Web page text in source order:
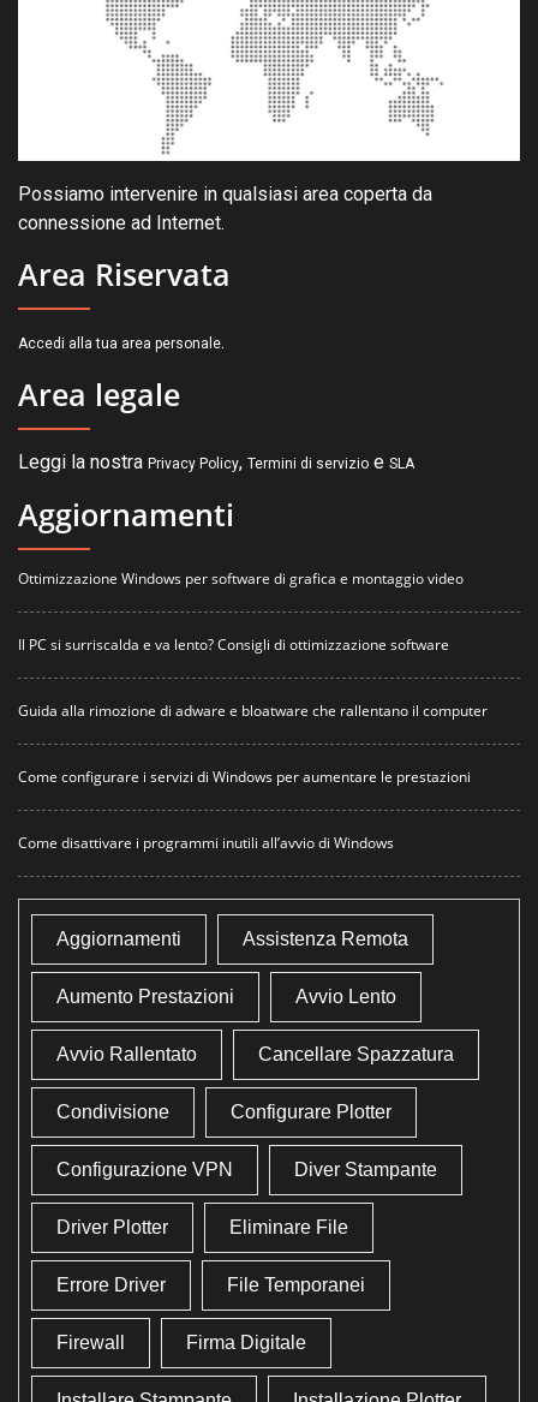
Possiamo intervenire in qualsiasi area coperta da
connessione ad Internet.
Area Riservata
Accedi alla tua area personale.
Area legale
Leggi la nostra Privacy Policy, Termini di servizio e SLA
Aggiornamenti
Ottimizzazione Windows per software di grafica e montaggio video
Il PC si surriscalda e va lento? Consigli di ottimizzazione software
Guida alla rimozione di adware e bloatware che rallentano il computer
Come configurare i servizi di Windows per aumentare le prestazioni
Come disattivare i programmi inutili all’avvio di Windows
Aggiornamenti Assistenza Remota
Aumento Prestazioni Avvio Lento
Avvio Rallentato Cancellare Spazzatura
Condivisione Configurare Plotter
Configurazione VPN Diver Stampante
Driver Plotter Eliminare File
Errore Driver File Temporanei
Firewall Firma Digitale